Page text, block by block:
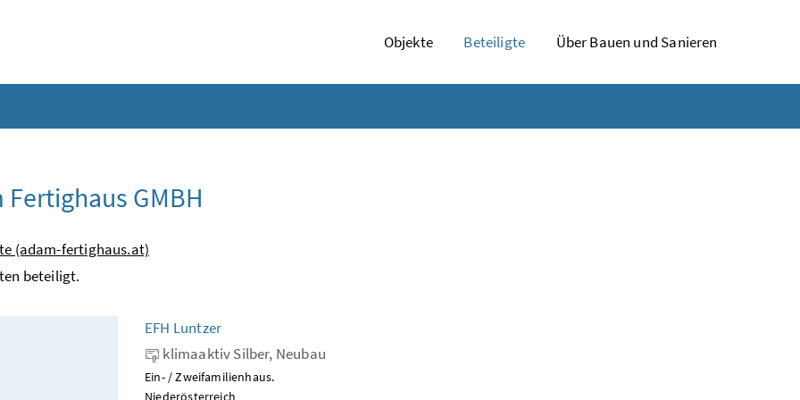
Objekte Beteiligte Über Bauen und Sanieren
Fertighaus GMBH
(adam-fertighaus.at)
beteiligt.
EFH Luntzer
klimaaktiv Silber, Neubau
Ein- / Zweifamilienhaus.
Niederösterreich